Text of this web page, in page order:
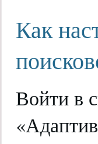
Как
Войти в